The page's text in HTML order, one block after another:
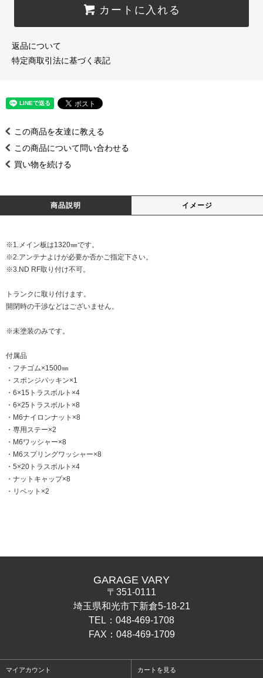
カートに入れる
返品について
特定商取引法に基づく表記
この商品を友達に教える
この商品について問い合わせる
買い物を続ける
商品説明 イメージ
※1.メイン板は1320㎜です。
※2.アンテナよけが必要か否かご指定下さい。
※3.ND RF取り付け不可。
トランクに取り付けます。
開閉時の干渉などはございません。
※未塗装のみです。
付属品
・フチゴム×1500㎜
・スポンジパッキン×1
・6×15トラスボルト×4
・6×25トラスボルト×8
・M6ナイロンナット×8
・専用ステー×2
・M6ワッシャー×8
・M6スプリングワッシャー×8
・5×20トラスボルト×4
・ナットキャップ×8
・リベット×2
GARAGE VARY
〒351-0111
埼玉県和光市下新倉5-18-21
TEL：048-469-1708
FAX：048-469-1709
マイアカウント カートを見る